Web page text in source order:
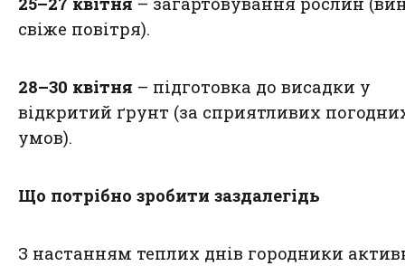
свіже повітря).
28–30 квітня – підготовка до висадки у
відкритий ґрунт (за сприятливих
умов).
Що потрібно зробити заздалегідь
З настанням теплих днів городники